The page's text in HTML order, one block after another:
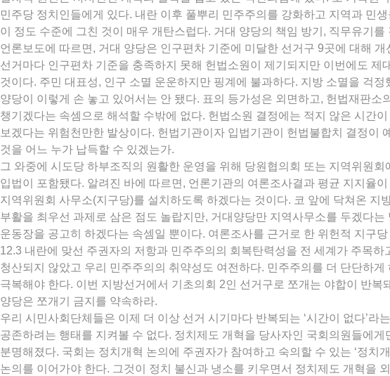
민주당 정치인들에게 있다. 내란 이후 풀뿌리 민주주의를 강화하고 지역과 민
이 정도 수준에 그친 것이 매우 개탄스럽다. 거대 양당의 책임 방기, 직무유기를
언론보도에 따르면, 거대 양당은 인구편차 기준에 미달한 선거구 9곳에 대해 개
선거마다 인구편차 기준을 충족하지 못해 헌법소원이 제기되지만 이번에도 제
것이다. 주민 대표성, 인구 소멸 운운하지만 핑계에 불과하다. 지방 소멸을 걱
양당이 이렇게 손 놓고 있어서는 안 됐다. 표의 등가성은 외면하고, 헌법재판소
챙기겠다는 속셈으로 해석할 수밖에 없다. 헌법소원 결정에는 적지 않은 시간
보겠다는 위험천만한 발상이다. 헌법기관이자 입법기관이 헌법불합치 결정이
것을 어느 누가 납득할 수 있겠는가.
그 와중에 시도당 하부조직의 원활한 운영을 위해 당원협의회 또는 지역위원
입법이 포함됐다. 알려진 바에 따르면, 언론기관의 여론조사결과 평균 지지율
지역위원회 사무소(지구당)를 설치하도록 하겠다는 것이다. 코 앞에 닥쳐온 지
부활을 최우선 과제로 삼은 점도 놀랍지만, 거대양당만 지역사무소를 두겠다는
운동장을 공고히 하겠다는 속셈일 뿐이다. 여론조사를 근거로 한 위헌적 지구
12.3 내란에 맞선 주권자의 저항과 민주주의의 회복탄력성을 전 세계가 주목하
청산되지 않았고 우리 민주주의의 취약성도 여전하다. 민주주의를 더 단단하게
극복해야 한다. 이번 지방선거에서 기초의회 2인 선거구로 쪼개는 야합이 반복
양당은 쪼개기 금지를 약속하라.
우리 시민사회단체들은 이제 더 이상 선거 시기마다 반복되는 ‘시간이 없다’라
공존하려는 행태를 지켜볼 수 없다. 정치제도 개혁을 당사자인 국회의원들에
분명해졌다. 국회는 정치개혁 논의에 주권자가 참여하고 숙의할 수 있는 ‘정치
논의를 이어가야 한다. 그것이 정치 불신과 냉소를 키우면서 정치제도 개혁을